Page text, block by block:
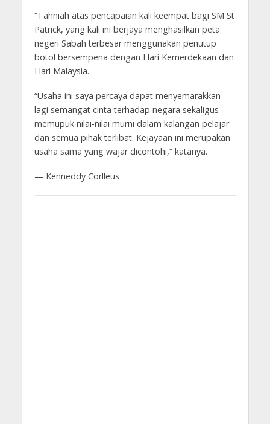
“Tahniah atas pencapaian kali keempat bagi SM St
Patrick, yang kali ini berjaya menghasilkan peta
negeri Sabah terbesar menggunakan penutup
botol bersempena dengan Hari Kemerdekaan dan
Hari Malaysia.
“Usaha ini saya percaya dapat menyemarakkan
lagi semangat cinta terhadap negara sekaligus
memupuk nilai-nilai murni dalam kalangan pelajar
dan semua pihak terlibat. Kejayaan ini merupakan
usaha sama yang wajar dicontohi,” katanya.
— Kenneddy Corlleus